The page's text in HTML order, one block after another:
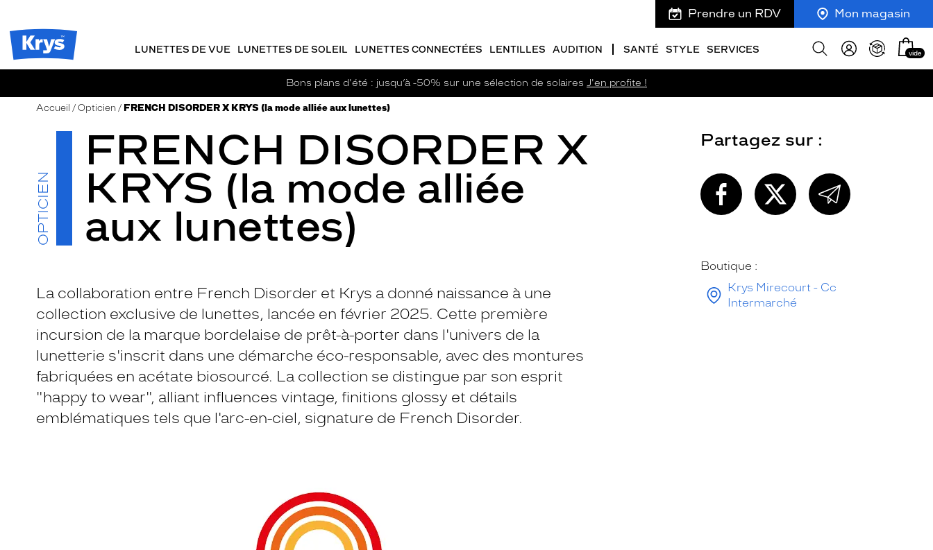
Opticien
Krys
Prendre un RDV Mon magasin
LUNETTES DE VUE LUNETTES DE SOLEIL LUNETTES CONNECTÉES LENTILLES AUDITION SANTÉ STYLE SERVICES
Afficher
Mon
panier
vide
Bons plans d'été : jusqu’à -50% sur une sélection de solaires J'en profite !
Accueil Opticien FRENCH DISORDER X KRYS (la mode alliée aux lunettes)
OPTICIEN
FRENCH DISORDER X
KRYS (la mode alliée
aux lunettes)
​La collaboration entre French Disorder et Krys a donné naissance à une
collection exclusive de lunettes, lancée en février 2025. Cette première
incursion de la marque bordelaise de prêt-à-porter dans l'univers de la
lunetterie s'inscrit dans une démarche éco-responsable, avec des montures
fabriquées en acétate biosourcé. La collection se distingue par son esprit
"happy to wear", alliant influences vintage, finitions glossy et détails
emblématiques tels que l'arc-en-ciel, signature de French Disorder.
Partagez sur :
PARTAGEZ
CETTE
PAGE
SUR
FACEBOOK
PARTAGEZ
CETTE
PAGE
SUR
TWITTER
PARTAGEZ
CETTE
PAGE
PAR
E-
Boutique :
Krys Mirecourt - Cc
Intermarché